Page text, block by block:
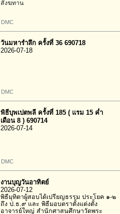
สังฆทาน
DMC
วันมหารำลึก ครั้งที่ 36 690718
2026-07-18
DMC
พิธีบุพเปตพลี ครั้งที่ 185 ( แรม 15 ค่ำ
เดือน 8 ) 690714
2026-07-14
DMC
งานบุญวันอาทิตย์
2026-07-12
พิธีมุทิตาผู้สอบได้เปรียญธรรม ประโยค ๑-๒
ถึง ป.ธ.๙ และ พิธีมอบตราตั้งแต่งตั้ง
อาจารย์ใหญ่ สำนักศาสนศึกษาวัดพระ